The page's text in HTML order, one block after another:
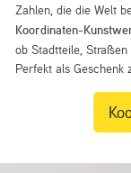
Zahlen, die die Welt
Koordinaten-
ob Stadtteile,
Perfekt als